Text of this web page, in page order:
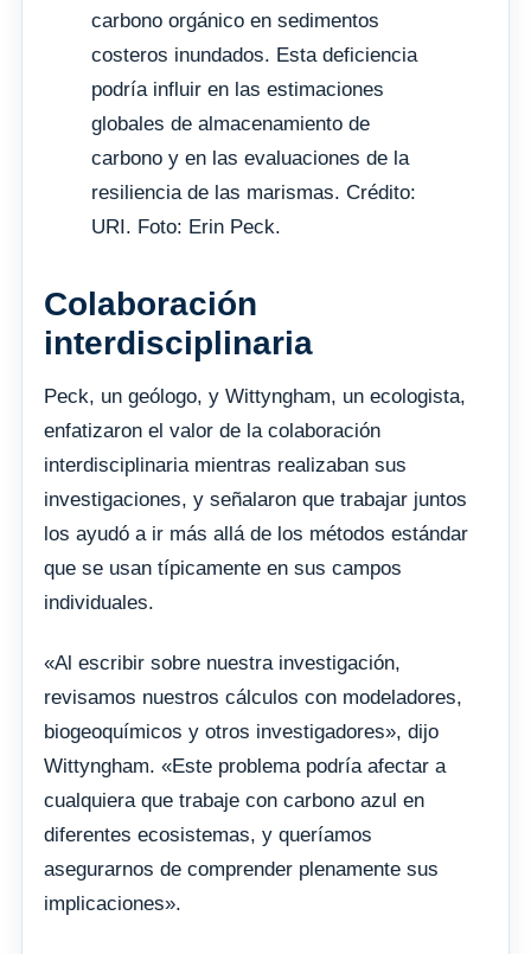
carbono orgánico en sedimentos
costeros inundados. Esta deficiencia
podría influir en las estimaciones
globales de almacenamiento de
carbono y en las evaluaciones de la
resiliencia de las marismas. Crédito:
URI. Foto: Erin Peck.
Colaboración
interdisciplinaria
Peck, un geólogo, y Wittyngham, un ecologista,
enfatizaron el valor de la colaboración
interdisciplinaria mientras realizaban sus
investigaciones, y señalaron que trabajar juntos
los ayudó a ir más allá de los métodos estándar
que se usan típicamente en sus campos
individuales.
«Al escribir sobre nuestra investigación,
revisamos nuestros cálculos con modeladores,
biogeoquímicos y otros investigadores», dijo
Wittyngham. «Este problema podría afectar a
cualquiera que trabaje con carbono azul en
diferentes ecosistemas, y queríamos
asegurarnos de comprender plenamente sus
implicaciones».